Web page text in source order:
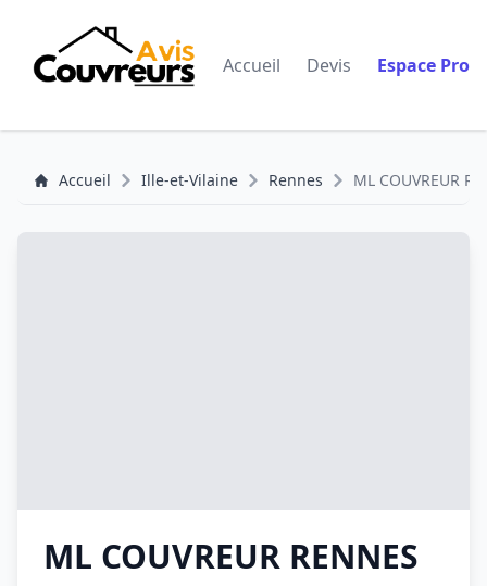
Accueil Devis Espace Pro
Accueil Ille-et-Vilaine Rennes ML COUVREUR
ML COUVREUR RENNES